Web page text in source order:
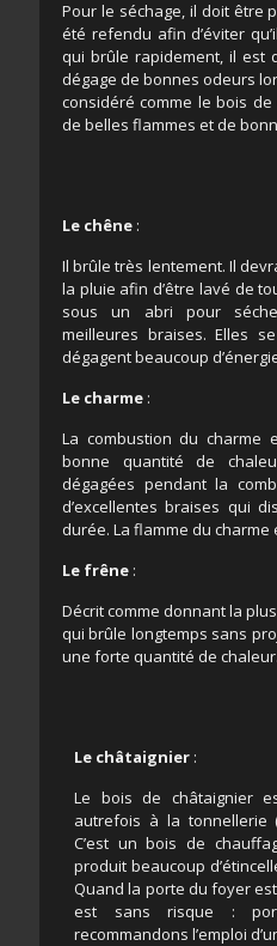
Pour le séchage, il doit être
été refendu afin d’éviter
qui brûle rapidement, il est
dégage de bonnes odeurs
considéré comme le bois
de belles flammes et de
Le chêne :
Il brûle très lentement. Il
la pluie afin d’être lavé de
sous un abri pour
meilleures braises. Elles
dégagent beaucoup
Le charme :
La combustion du
bonne quantité de
dégagées pendant la
d’excellentes braises qui
durée. La flamme du
Le frêne :
Décrit comme donnant la
qui brûle longtemps sans
une forte quantité de
Le châtaignier :
Le bois de châtaignier
autrefois à la tonnellerie
C’est un bois de
produit beaucoup
Quand la porte du foyer
est sans risque :
recommandons l’emploi